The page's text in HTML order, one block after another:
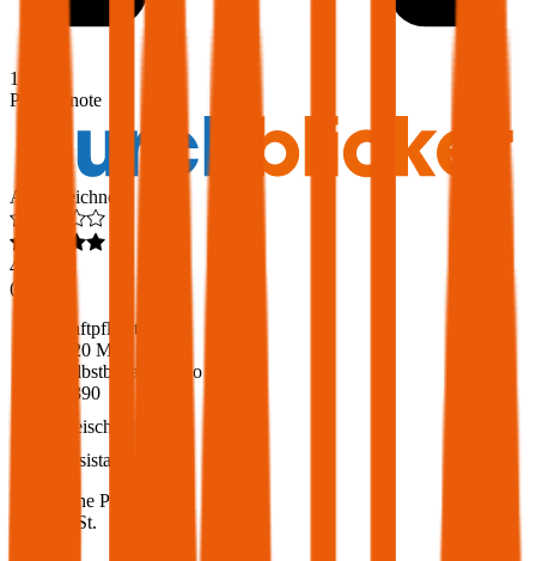
1,9
Produktnote
Ausgezeichnet
4,6
(
Haftpflicht
€ 20 Mio.
Selbstbehalt Kasko
€ 390
Freischaden
Assistance
Monatliche Prämie
inkl. mVSt.